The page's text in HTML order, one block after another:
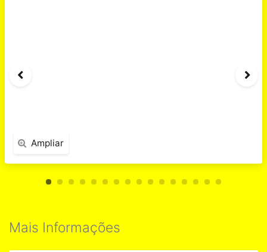
Ampliar
Mais Informações